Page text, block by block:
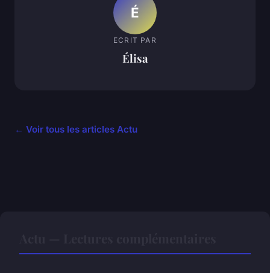
É
ECRIT PAR
Élisa
← Voir tous les articles Actu